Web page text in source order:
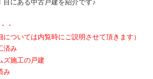
目にある中古戸建を紹介です♪
・
ついては内覧時にご説明させて頂きます）
済み
ズ施工の戸建
み